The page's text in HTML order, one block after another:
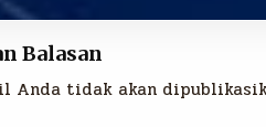
Balasan
Anda tidak akan